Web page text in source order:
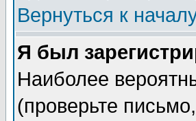
Вернуться к
Я был
Наиболее
(проверьте